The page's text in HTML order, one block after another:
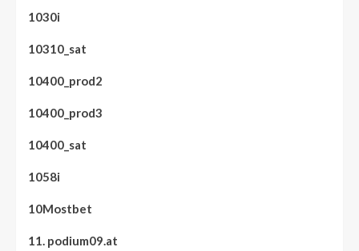
1030i
10310_sat
10400_prod2
10400_prod3
10400_sat
1058i
10Mostbet
11. podium09.at